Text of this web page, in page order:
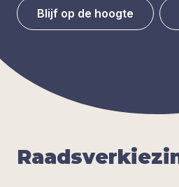
Blijf op de hoogte